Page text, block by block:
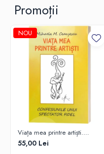
Promoții
NOU
Viața mea printre artiști.
Confesiunile unui spectator
fidel
55,00 Lei